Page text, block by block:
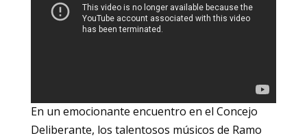
En un emocionante encuentro en el Concejo
Deliberante, los talentosos músicos de Ramo